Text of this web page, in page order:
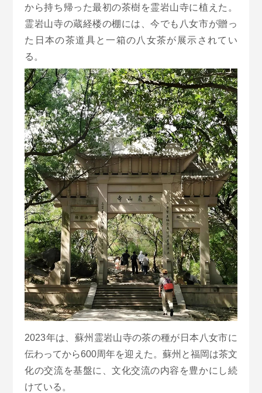
から持ち帰った最初の茶樹を霊岩山寺に植えた。
霊岩山寺の蔵経楼の棚には、今でも八女市が贈っ
た日本の茶道具と一箱の八女茶が展示されてい
る。
2023年は、蘇州霊岩山寺の茶の種が日本八女市に
伝わってから600周年を迎えた。蘇州と福岡は茶文
化の交流を基盤に、文化交流の内容を豊かにし続
けている。